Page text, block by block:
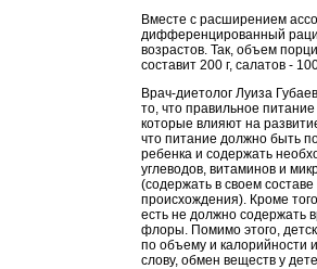
Вместе с расширением
дифференцированный
возрастов. Так, объем
составит 200 г, салатов -
Врач-диетолог Луиза
то, что правильное
которые влияют на
что питание должно быть
ребенка и содержать
углеводов, витаминов и
(содержать в своем
происхождения). Кроме
есть не должно содержать
флоры. Помимо этого,
по объему и калорийности
слову, обмен веществ у